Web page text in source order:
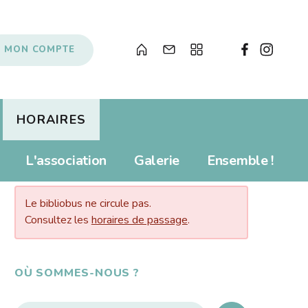
MON COMPTE
Albums pour enfants
Livres numériques
Propositions d'achat
Prolonger
Tarifs
HORAIRES
Anecdotes
Liens
L'association Galerie
Souvenirs, souvenirs...
Ensemble !
AUJOURD’HUI…
Le bibliobus ne circule pas.
Consultez leshoraires de passage.
OÙ SOMMES-NOUS ?